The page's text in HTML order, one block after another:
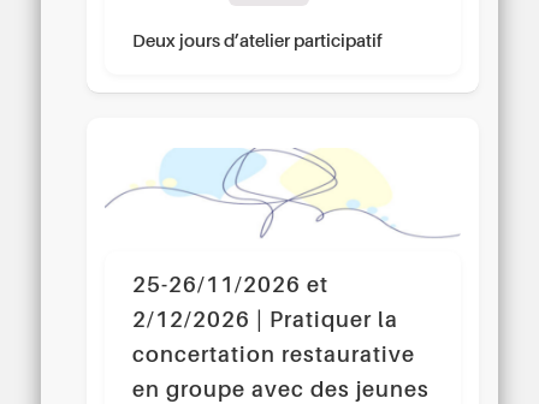
Deux jours d’atelier participatif
25-26/11/2026 et
2/12/2026 | Pratiquer la
concertation restaurative
en groupe avec des jeunes